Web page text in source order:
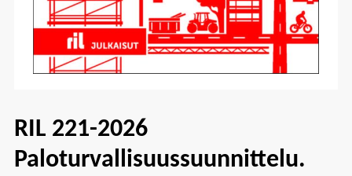
RIL 221-2026
Paloturvallisuussuunnittelu.